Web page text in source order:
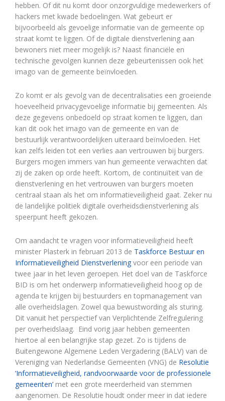
hebben. Of dit nu komt door onzorgvuldige medewerkers of
hackers met kwade bedoelingen. Wat gebeurt er
bijvoorbeeld als gevoelige informatie van de gemeente op
straat komt te liggen. Of de digitale dienstverlening aan
bewoners niet meer mogelijk is? Naast financiële en
technische gevolgen kunnen deze gebeurtenissen ook het
imago van de gemeente beïnvloeden.
Zo komt er als gevolg van de decentralisaties een groeiende
hoeveelheid privacygevoelige informatie bij gemeenten. Als
deze gegevens onbedoeld op straat komen te liggen, dan
kan dit ook het imago van de gemeente en van de
bestuurlijk verantwoordelijken uiteraard beïnvloeden. Het
kan zelfs leiden tot een verlies aan vertrouwen bij burgers.
Burgers mogen immers van hun gemeente verwachten dat
zij de zaken op orde heeft. Kortom, de continuïteit van de
dienstverlening en het vertrouwen van burgers moeten
centraal staan als het om informatieveiligheid gaat. Zeker nu
de landelijke politiek digitale overheidsdienstverlening als
speerpunt heeft gekozen.
Om aandacht te vragen voor informatieveiligheid heeft
minister Plasterk in februari 2013 de Taskforce Bestuur en
Informatieveiligheid Dienstverlening voor een periode van
twee jaar in het leven geroepen. Het doel van de Taskforce
BID is om het onderwerp informatieveiligheid hoog op de
agenda te krijgen bij bestuurders en topmanagement van
alle overheidslagen. Zowel qua bewustwording als sturing.
Dit vanuit het perspectief van Verplichtende Zelfregulering
per overheidslaag. Eind vorig jaar hebben gemeenten
hiertoe al een belangrijke stap gezet. Zo is tijdens de
Buitengewone Algemene Leden Vergadering (BALV) van de
Vereniging van Nederlandse Gemeenten (VNG) de Resolutie
‘Informatieveiligheid, randvoorwaarde voor de professionele
gemeenten’ met een grote meerderheid van stemmen
aangenomen. De Resolutie houdt onder meer in dat iedere